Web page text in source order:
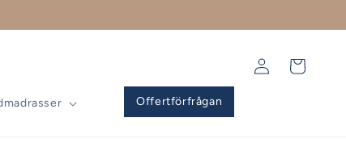
Offertförfrågan
Logga
Varukorg